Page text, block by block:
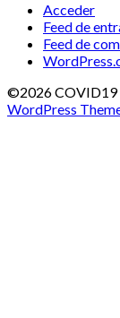
Acceder
Feed de
Feed de
©2026 COVID19
WordPress